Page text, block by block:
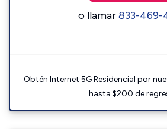
o llamar833-469-
Obtén Internet 5G Residencial por
hasta $200 de